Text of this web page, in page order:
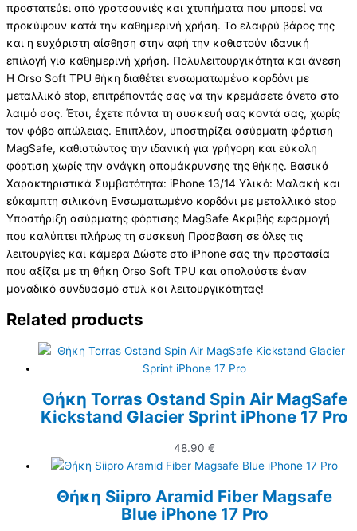
προστατεύει από γρατσουνιές και χτυπήματα που μπορεί να
προκύψουν κατά την καθημερινή χρήση. Το ελαφρύ βάρος της
και η ευχάριστη αίσθηση στην αφή την καθιστούν ιδανική
επιλογή για καθημερινή χρήση. Πολυλειτουργικότητα και άνεση
Η Orso Soft TPU θήκη διαθέτει ενσωματωμένο κορδόνι με
μεταλλικό stop, επιτρέποντάς σας να την κρεμάσετε άνετα στο
λαιμό σας. Έτσι, έχετε πάντα τη συσκευή σας κοντά σας, χωρίς
τον φόβο απώλειας. Επιπλέον, υποστηρίζει ασύρματη φόρτιση
MagSafe, καθιστώντας την ιδανική για γρήγορη και εύκολη
φόρτιση χωρίς την ανάγκη απομάκρυνσης της θήκης. Βασικά
Χαρακτηριστικά Συμβατότητα: iPhone 13/14 Υλικό: Μαλακή και
εύκαμπτη σιλικόνη Ενσωματωμένο κορδόνι με μεταλλικό stop
Υποστήριξη ασύρματης φόρτισης MagSafe Ακριβής εφαρμογή
που καλύπτει πλήρως τη συσκευή Πρόσβαση σε όλες τις
λειτουργίες και κάμερα Δώστε στο iPhone σας την προστασία
που αξίζει με τη θήκη Orso Soft TPU και απολαύστε έναν
μοναδικό συνδυασμό στυλ και λειτουργικότητας!
Related products
Θήκη Torras Ostand Spin Air MagSafe
Kickstand Glacier Sprint iPhone 17 Pro
48.90 €
Θήκη Siipro Aramid Fiber Magsafe
Blue iPhone 17 Pro